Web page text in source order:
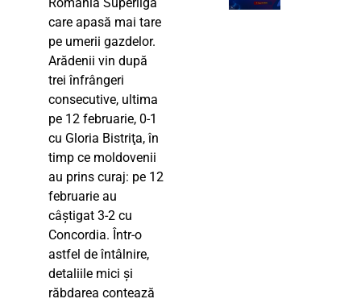
care apasă mai tare
pe umerii gazdelor.
Arădenii vin după
trei înfrângeri
consecutive, ultima
pe 12 februarie, 0-1
cu Gloria Bistriţa, în
timp ce moldovenii
au prins curaj: pe 12
februarie au
câștigat 3-2 cu
Concordia. Într-o
astfel de întâlnire,
detaliile mici și
răbdarea contează